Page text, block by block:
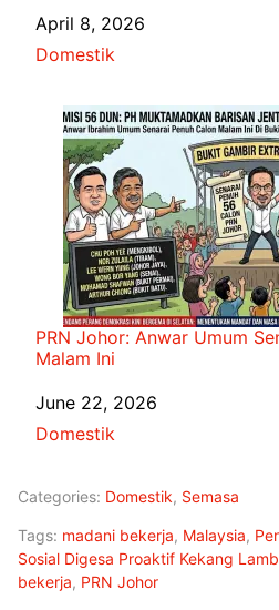
Date
April 8, 2026
In relation to
Domestik
PRN Johor: Anwar Umum
Malam Ini
Date
June 22, 2026
In relation to
Domestik
Categories: Domestik, Semasa
Tags: madani bekerja, Malaysia,
Sosial Digesa Proaktif Kekang
bekerja, PRN Johor